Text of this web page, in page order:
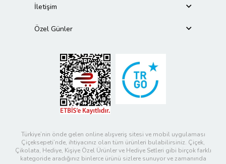
İletişim
Özel Günler
Türkiye’nin önde gelen online alışveriş sitesi ve mobil uygulaması
Çiçeksepeti’nde, ihtiyacınız olan tüm ürünleri bulabilirsiniz. Çiçek,
Çikolata, Hediye, Kişiye Özel Ürünler ve Hediye Setleri gibi birçok farklı
kategoride aradığınız binlerce ürünü sizlere sunuyor ve zamanında